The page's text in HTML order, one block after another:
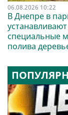
06.08.2026 10:22
В Днепре в
устанавливают
специальные
полива